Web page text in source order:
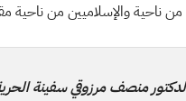
من ناحية والإسلاميين من ناحية
منصف مرزوقي سفينة